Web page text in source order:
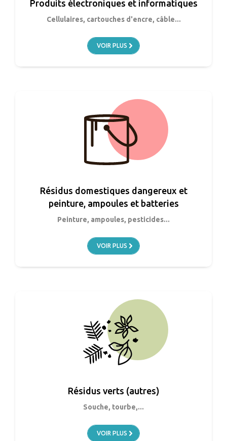
Produits électroniques et informatiques
Cellulaires, cartouches d'encre, câble...
VOIR PLUS
Résidus domestiques dangereux et
peinture, ampoules et batteries
Peinture, ampoules, pesticides...
VOIR PLUS
Résidus verts (autres)
Souche, tourbe,...
VOIR PLUS